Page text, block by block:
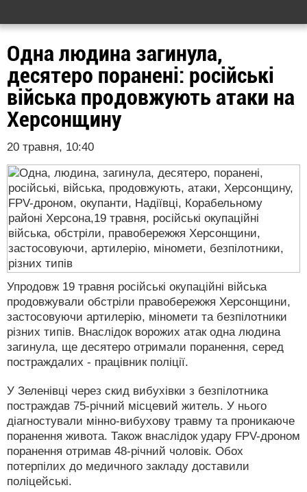
Одна людина загинула,
десятеро поранені: російські
війська продовжують атаки на
Херсонщину
20 травня, 10:40
Упродовж 19 травня російські окупаційні війська
продовжували обстріли правобережжя Херсонщини,
застосовуючи артилерію, міномети та безпілотники
різних типів. Внаслідок ворожих атак одна людина
загинула, ще десятеро отримали поранення, серед
постраждалих - працівник поліції.
У Зеленівці через скид вибухівки з безпілотника
постраждав 75-річний місцевий житель. У нього
діагностували мінно-вибухову травму та проникаюче
поранення живота. Також внаслідок удару FPV-дроном
поранення отримав 48-річний чоловік. Обох
потерпілих до медичного закладу доставили
поліцейські.